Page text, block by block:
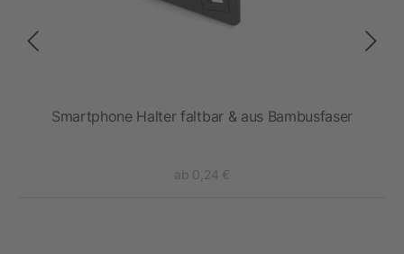
Smartphone Halter faltbar & aus Bambusfaser
ab 0,24 €